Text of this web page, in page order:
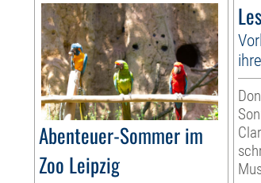
Abenteuer-Sommer im
Zoo Leipzig